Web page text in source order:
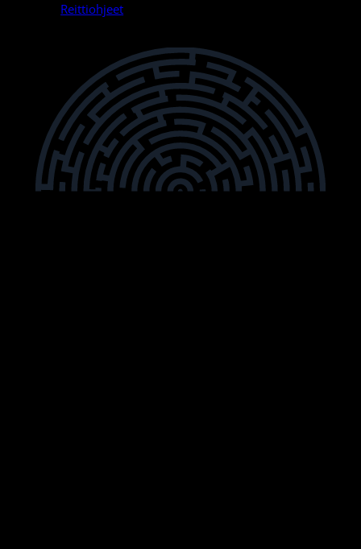
Reittiohjeet